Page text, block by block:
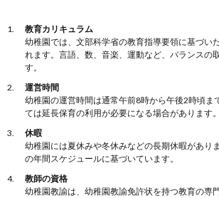
教育カリキュラム
幼稚園では、文部科学省の教育指導要領に基づい
れます。言語、数、音楽、運動など、バランスの
す。
運営時間
幼稚園の運営時間は通常午前8時から午後2時頃ま
ては延長保育の利用が必要になる場合があります。
休暇
幼稚園には夏休みや冬休みなどの長期休暇があり
の年間スケジュールに基づいています。
教師の資格
幼稚園教諭は、幼稚園教諭免許状を持つ教育の専